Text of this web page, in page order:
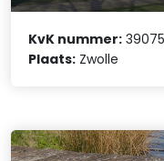
KvK nummer:
Plaats: Zwolle